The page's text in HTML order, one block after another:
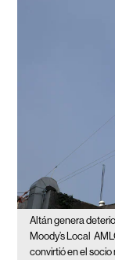
Altán genera
Moody’s Local
convirtió en el